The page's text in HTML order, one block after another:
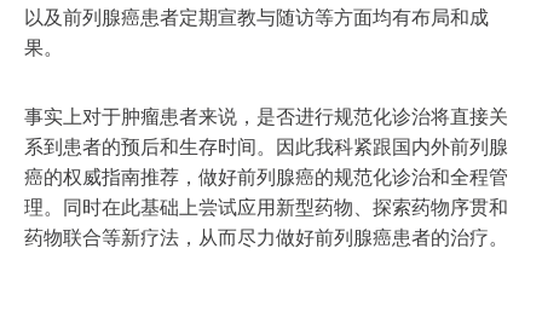
以及前列腺癌患者定期宣教与随访等方面均有布局和成
果。
事实上对于肿瘤患者来说，是否进行规范化诊治将直接关
系到患者的预后和生存时间。因此我科紧跟国内外前列腺
癌的权威指南推荐，做好前列腺癌的规范化诊治和全程管
理。同时在此基础上尝试应用新型药物、探索药物序贯和
药物联合等新疗法，从而尽力做好前列腺癌患者的治疗。